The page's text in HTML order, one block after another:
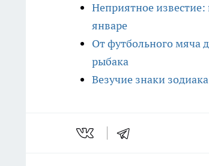
Неприятное
январе
От футбольного мяча
рыбака
Везучие знаки